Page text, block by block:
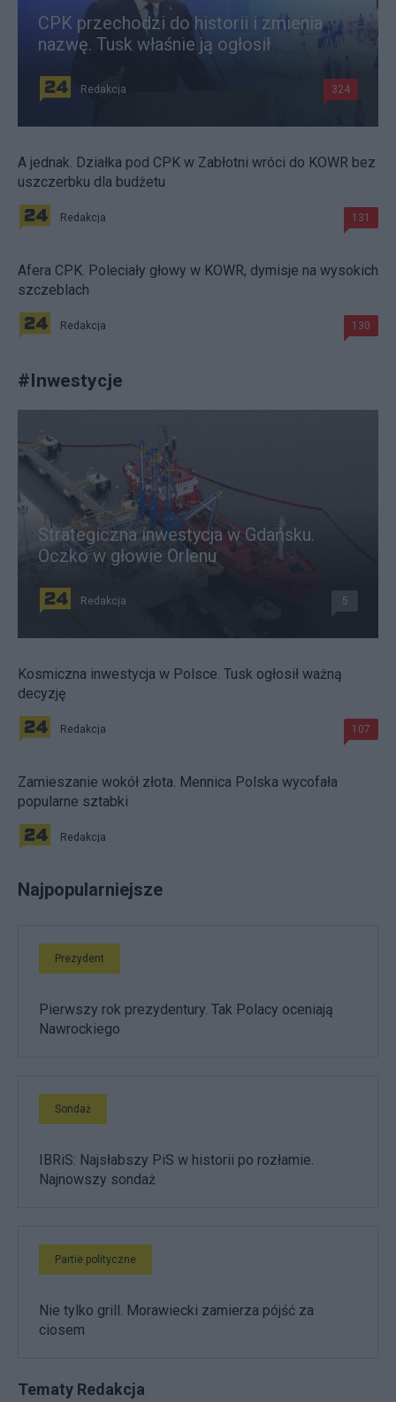
CPK przechodzi do historii i zmienia
nazwę. Tusk właśnie ją ogłosił
Redakcja 324
A jednak. Działka pod CPK w Zabłotni wróci do KOWR bez
uszczerbku dla budżetu
Redakcja 131
Afera CPK. Poleciały głowy w KOWR, dymisje na wysokich
szczeblach
Redakcja 130
#Inwestycje
Strategiczna inwestycja w Gdańsku.
Oczko w głowie Orlenu
Redakcja 5
Kosmiczna inwestycja w Polsce. Tusk ogłosił ważną
decyzję
Redakcja 107
Zamieszanie wokół złota. Mennica Polska wycofała
popularne sztabki
Redakcja
Najpopularniejsze
Prezydent
Pierwszy rok prezydentury. Tak Polacy oceniają
Nawrockiego
Sondaż
IBRiS: Najsłabszy PiS w historii po rozłamie.
Najnowszy sondaż
Partie polityczne
Nie tylko grill. Morawiecki zamierza pójść za
ciosem
Tematy Redakcja